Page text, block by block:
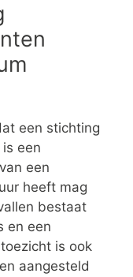
een stichting
een
een
heeft mag
bestaat
en een
is ook
aangesteld